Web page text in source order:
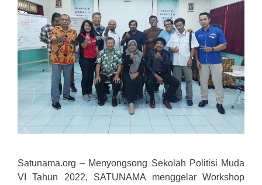
Satunama.org – Menyongsong Sekolah Politisi Muda
VI Tahun 2022, SATUNAMA menggelar Workshop